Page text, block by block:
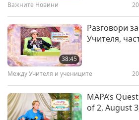
34:58
Небесата са
Това, което е
Важните Новини
38:45
Разговори
Учителя,
Между Учителя и учениците
MAPA’s
of 2, August